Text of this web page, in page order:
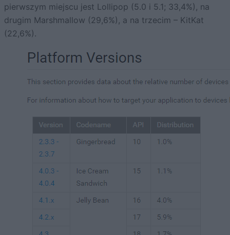
pierwszym miejscu jest Lollipop (5.0 i 5.1; 33,4%), na
drugim Marshmallow (29,6%), a na trzecim – KitKat
(22,6%).